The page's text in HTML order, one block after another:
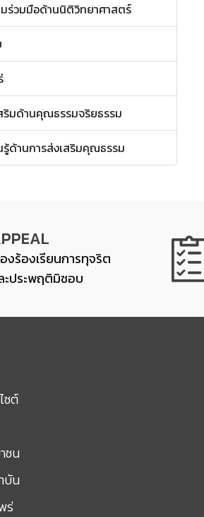
มร่วมมือด้านนิติวิทยาศาสตร์
ริมด้านคุณธรรมจริยธรรม
รู้ด้านการส่งเสริมคุณธรรม
องร้องเรียนการทุจริต
ะประพฤติมิชอบ
ซต์
ชน
บัน
ร่